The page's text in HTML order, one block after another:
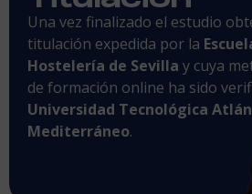
Una vez finalizado el estudio
titulación expedida por la
Hostelería de Sevilla y cuya
de formación online ha sido
Universidad Tecnológica
Mediterráneo.